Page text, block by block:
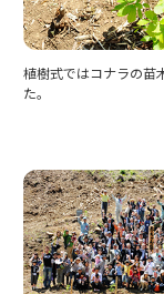
植樹式ではコナラの苗
た。